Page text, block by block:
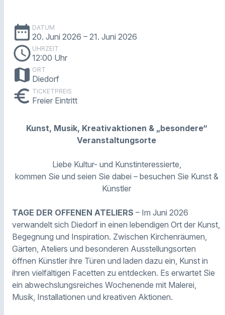
date_range DATUM
20. Juni 2026 – 21. Juni 2026
schedule UHRZEIT
12:00 Uhr
map ORT
Diedorf
euro TICKETPREIS
Freier Eintritt
Kunst, Musik, Kreativaktionen & „besondere“
Veranstaltungsorte
Liebe Kultur- und Kunstinteressierte,
kommen Sie und seien Sie dabei – besuchen Sie Kunst &
Künstler
TAGE DER OFFENEN ATELIERS – Im Juni 2026
verwandelt sich Diedorf in einen lebendigen Ort der Kunst,
Begegnung und Inspiration. Zwischen Kirchenräumen,
Gärten, Ateliers und besonderen Ausstellungsorten
öffnen Künstler ihre Türen und laden dazu ein, Kunst in
ihren vielfältigen Facetten zu entdecken. Es erwartet Sie
ein abwechslungsreiches Wochenende mit Malerei,
Musik, Installationen und kreativen Aktionen.